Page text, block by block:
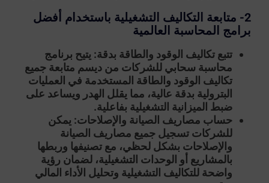
2- متابعة التكاليف التشغيلية باستخدام أفضل
برامج المحاسبة العالمية
تتبع تكاليف الوقود والطاقة بدقة: يتيح برنامج
محاسبة سحابي للشركات من ديسم متابعة جميع
تكاليف الوقود والطاقة المستخدمة في العمليات
البترولية بدقة عالية، مما يقلل الهدر ويساعد على
ضبط الميزانية التشغيلية بفاعلية.
حساب مصاريف الصيانة والإصلاحات: يمكن
للشركات تسجيل جميع مصاريف الصيانة
والإصلاحات بشكل لحظي، مع تصنيفها وربطها
بالمشاريع أو الوحدات التشغيلية، لضمان رؤية
واضحة للتكاليف التشغيلية وتحليل الأداء المالي